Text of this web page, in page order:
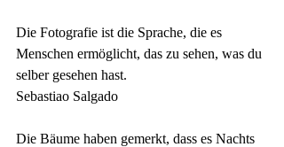
Die Fotografie ist die Sprache, die es
Menschen ermöglicht, das zu sehen, was du
selber gesehen hast.
Sebastiao Salgado
Die Bäume haben gemerkt, dass es Nachts